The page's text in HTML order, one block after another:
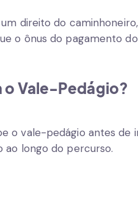
direito do
o ônus do pagamento
o Vale-Pedágio?
o vale-pedágio antes de
ao longo do percurso.